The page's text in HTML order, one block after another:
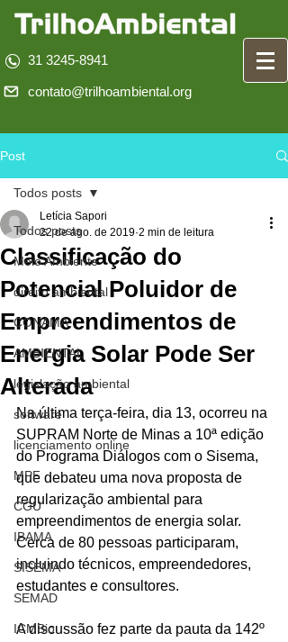
31 3245-8941
contato@trilhoambiental.org
Post
Todos posts
Meio Ambiente
direito ambiental
CONAMA
AMBIENTAL
legislação ambiental
software
licenciamento online
MPF
CGU
IBAMA
SISEMA
SEMAD
ICMBio
Todos posts
Classificação do
Potencial Poluidor de
Empreendimentos de
Energia Solar Pode Ser
Alterada
Letícia Sapori
22 de ago. de 2019 2 min de leitura
Na última terça-feira, dia 13, ocorreu na
SUPRAM Norte de Minas a 10ª edição
do Programa Diálogos com o Sisema,
que debateu uma nova proposta de
regularização ambiental para
empreendimentos de energia solar.
Cerca de 80 pessoas participaram,
incluindo técnicos, empreendedores,
estudantes e consultores.
A discussão fez parte da pauta da 142º